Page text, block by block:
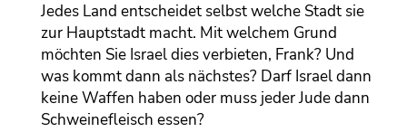
Jedes Land entscheidet selbst welche Stadt sie
zur Hauptstadt macht. Mit welchem Grund
möchten Sie Israel dies verbieten, Frank? Und
was kommt dann als nächstes? Darf Israel dann
keine Waffen haben oder muss jeder Jude dann
Schweinefleisch essen?